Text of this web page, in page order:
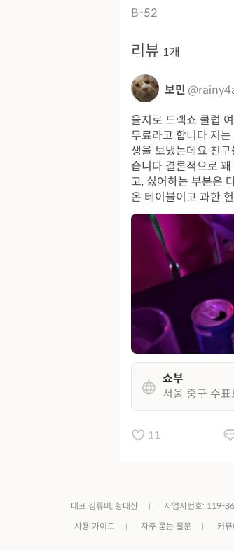
B-52
리뷰 1개
보민
을지로 드랙쇼 클럽
무료라고 합니다 저
생을 보냈는데요 친
습니다 결론적으로
고, 싫어하는 부분은
온 테이블이고 과한
쇼부
서울 중구 수
11
대표 김류미, 황대산
사업자번호: 119-
사용 가이드
자주 묻는 질문 커